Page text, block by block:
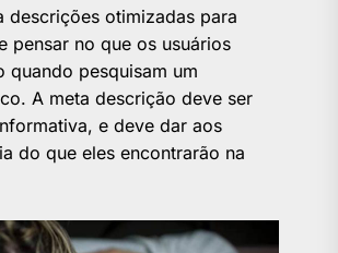
descrições otimizadas para
pensar no que os usuários
quando pesquisam um
A meta descrição deve ser
e deve dar aos
do que eles encontrarão na